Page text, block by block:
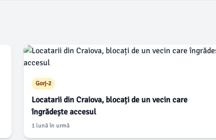
Gorj-2
Locatarii din Craiova, blocați de un vecin care
îngrădește accesul
1 lună în urmă